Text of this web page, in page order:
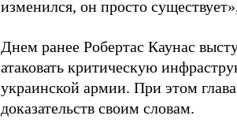
изменился, он просто
Днем ранее Робертас Каунас
атаковать критическую
украинской армии. При этом
доказательств своим словам.